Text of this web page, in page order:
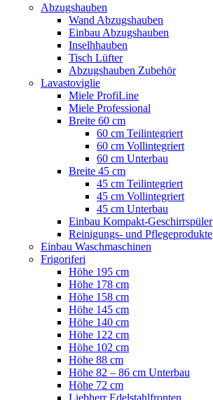
Abzugshauben
Wand Abzugshauben
Einbau Abzugshauben
Inselhhauben
Tisch Lüfter
Abzugshauben Zubehör
Lavastoviglie
Miele ProfiLine
Miele Professional
Breite 60 cm
60 cm Teilintegriert
60 cm Vollintegriert
60 cm Unterbau
Breite 45 cm
45 cm Teilintegriert
45 cm Vollintegriert
45 cm Unterbau
Einbau Kompakt-Geschirrspüler
Reinigungs- und Pflegeprodukte
Einbau Waschmaschinen
Frigoriferi
Höhe 195 cm
Höhe 178 cm
Höhe 158 cm
Höhe 145 cm
Höhe 140 cm
Höhe 122 cm
Höhe 102 cm
Höhe 88 cm
Höhe 82 – 86 cm Unterbau
Höhe 72 cm
Liebherr Edelstahlfronten